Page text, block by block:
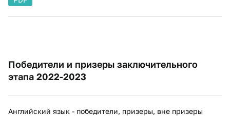
​​Победители и призеры заключительного
этапа 2022-2023
Английский язык - победители, пр​изеры, вне призеры